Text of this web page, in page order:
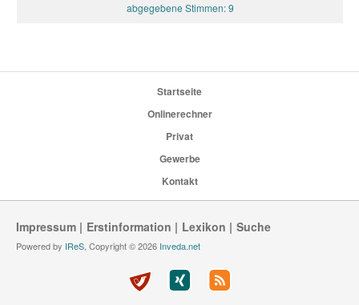
9
Startseite
Onlinerechner
Privat
Gewerbe
Kontakt
Impressum Erstinformation Lexikon Suche
Powered by IReS , Copyright © 2026 Inveda.net